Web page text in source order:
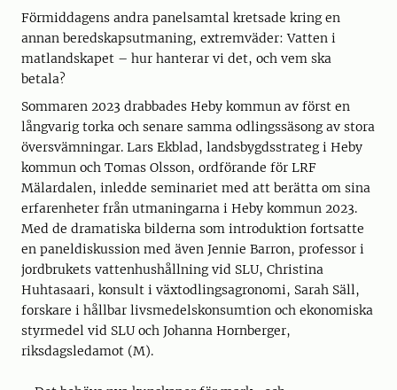
Förmiddagens andra panelsamtal kretsade kring en
annan beredskapsutmaning, extremväder: Vatten i
matlandskapet – hur hanterar vi det, och vem ska
betala?
Sommaren 2023 drabbades Heby kommun av först en
långvarig torka och senare samma odlingssäsong av stora
översvämningar. Lars Ekblad, landsbygdsstrateg i Heby
kommun och Tomas Olsson, ordförande för LRF
Mälardalen, inledde seminariet med att berätta om sina
erfarenheter från utmaningarna i Heby kommun 2023.
Med de dramatiska bilderna som introduktion fortsatte
en paneldiskussion med även Jennie Barron, professor i
jordbrukets vattenhushållning vid SLU, Christina
Huhtasaari, konsult i växtodlingsagronomi, Sarah Säll,
forskare i hållbar livsmedelskonsumtion och ekonomiska
styrmedel vid SLU och Johanna Hornberger,
riksdagsledamot (M).